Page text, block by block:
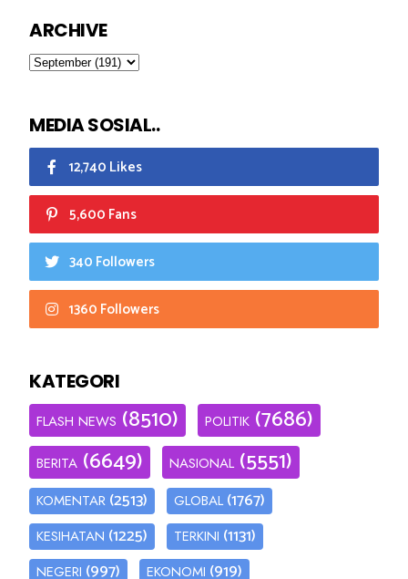
ARCHIVE
MEDIA SOSIAL..
12,740 Likes
5,600 Fans
340 Followers
1360 Followers
KATEGORI
FLASH NEWS (8510) POLITIK (7686)
BERITA (6649) NASIONAL (5551)
KOMENTAR (2513) GLOBAL (1767)
KESIHATAN (1225) TERKINI (1131)
NEGERI (997) EKONOMI (919)